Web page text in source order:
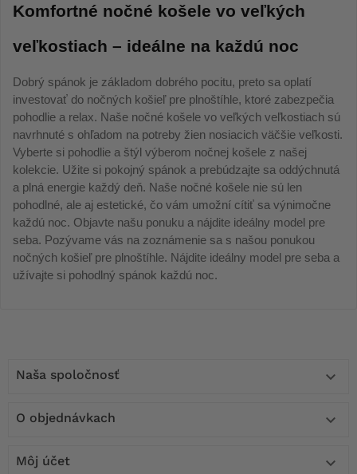
Komfortné nočné košele vo veľkých
veľkostiach – ideálne na každú noc
Dobrý spánok je základom dobrého pocitu, preto sa oplatí
investovať do nočných košieľ pre plnoštíhle, ktoré zabezpečia
pohodlie a relax. Naše nočné košele vo veľkých veľkostiach sú
navrhnuté s ohľadom na potreby žien nosiacich väčšie veľkosti.
Vyberte si pohodlie a štýl výberom nočnej košele z našej
kolekcie. Užite si pokojný spánok a prebúdzajte sa oddýchnutá
a plná energie každý deň. Naše nočné košele nie sú len
pohodlné, ale aj estetické, čo vám umožní cítiť sa výnimočne
každú noc. Objavte našu ponuku a nájdite ideálny model pre
seba. Pozývame vás na zoznámenie sa s našou ponukou
nočných košieľ pre plnoštíhle. Nájdite ideálny model pre seba a
užívajte si pohodlný spánok každú noc.
Naša spoločnosť 
O objednávkach 
Môj účet 